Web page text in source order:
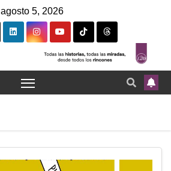
agosto 5, 2026